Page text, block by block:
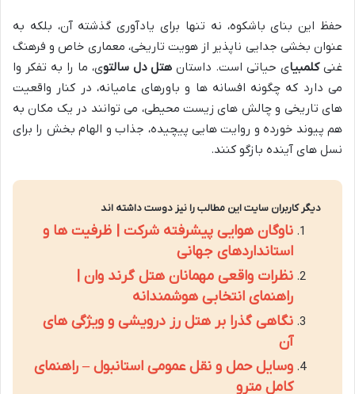
حفظ این بنای باشکوه، نه تنها برای یادآوری گذشته آن، بلکه به
عنوان بخشی جدایی ناپذیر از هویت تاریخی، معماری خاص و فرهنگ
غنیکلمبیای حیاتی است. داستان هتل دل سالتوی، ما را به تفکر وا
می دارد که چگونه افسانه ها و باورهای عامیانه، در کنار واقعیت
های تاریخی و چالش های زیست محیطی، می توانند در یک مکان به
هم پیوند خورده و روایت هایی پیچیده، جذاب و الهام بخش را برای
نسل های آینده بازگو کنند.
دیگر کاربران سایت این مطالب را نیز دوست داشته اند
ناوگان هوایی پیشرفته شرکت | ظرفیت ها و
استانداردهای جهانی
نظرات واقعی مهمانان هتل گرند وان |
راهنمای انتخابی هوشمندانه
نگاهی گذرا بر هتل رز درویشی و ویژگی های
آن
وسایل حمل و نقل عمومی استانبول – راهنمای
کامل مترو